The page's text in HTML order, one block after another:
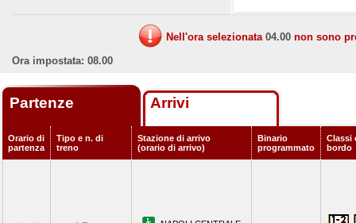
Nell'ora selezionata 04.00 non sono
Ora impostata: 08.00
Partenze Arrivi
Orario di
partenza
Tipo e n. di
treno
Stazione di arrivo
(orario di arrivo)
Binario
programmato
Classi
bordo